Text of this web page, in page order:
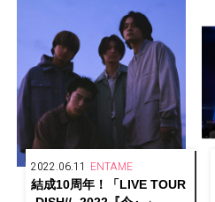
2022.06.11 ENTAME
結成10周年！「LIVE TOUR